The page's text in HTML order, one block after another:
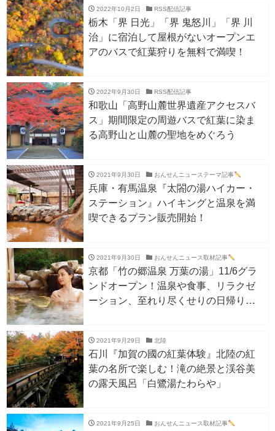
2022年10月2日 RSS配信記事
栃木「界 日光」「界 鬼怒川」「界 川
治」に宿泊して屋根がないオープンエ
アのバスで紅葉狩りを無料で満喫！
2022年9月30日 RSS配信記事
和歌山「高野山麓世界遺産アクセスバ
ス」期間限定の周遊バスで紅葉に染ま
る高野山と山麓の聖地をめぐろう
2021年9月30日 おんせんニューステーマ記事
兵庫・有馬温泉『太閤の湯ハイカー・
ステーション』ハイキングと温泉を満
喫できるプラン販売開始！
2021年9月30日 おんせんニュース取材記事
京都「竹の郷温泉 万葉の湯」11/6グラ
ンドオープン！温泉や食事、リラクゼ
ーション、至れり尽くせりの日帰り温
2021年9月29日 北陸
石川『加賀の國の紅葉体験』北陸の紅
葉の名所で楽しむ！滝の絶景と渓谷美
の露天風呂「白鷺湯たわらや」
2021年9月25日 おんせんニュース取材記事